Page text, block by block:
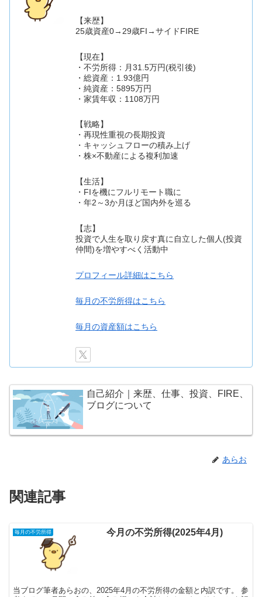
【来歴】
25歳資産0→29歳FI→サイドFIRE
【現在】
・不労所得：月31.5万円(税引後)
・総資産：1.93億円
・純資産：5895万円
・家賃年収：1108万円
【戦略】
・再現性重視の長期投資
・キャッシュフローの積み上げ
・株×不動産による複利加速
【生活】
・FIを機にフルリモート職に
・年2～3か月ほど国内外を巡る
【志】
投資で人生を取り戻す真に自立した個人(投資
仲間)を増やすべく活動中
プロフィール詳細はこちら
毎月の不労所得はこちら
毎月の資産額はこちら
自己紹介｜来歴、仕事、投資、FIRE、
ブログについて
あらお
関連記事
毎月の不労所得 今月の不労所得(2025年4月)
当ブログ筆者あらおの、2025年4月の不労所得の金額と内訳です。 参